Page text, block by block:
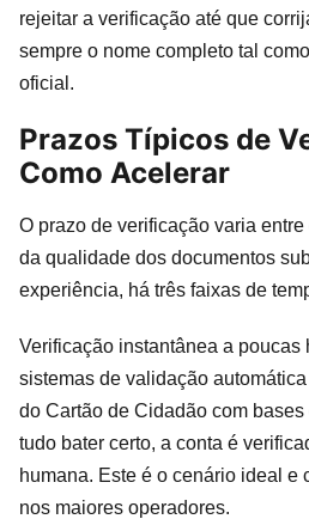
rejeitar a verificação até que
sempre o nome completo tal
oficial.
Prazos Típicos de
Como Acelerar
O prazo de verificação varia
da qualidade dos documentos
experiência, há três faixas de
Verificação instantânea a poucas
sistemas de validação
do Cartão de Cidadão com
tudo bater certo, a conta é
humana. Este é o cenário ideal e
nos maiores operadores.